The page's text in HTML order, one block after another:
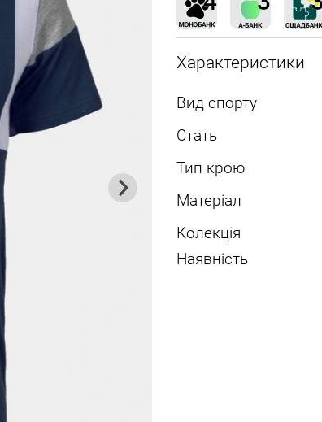
Характеристики
Вид спорту
Стать
Тип крою
Матеріал
Колекція
Наявність